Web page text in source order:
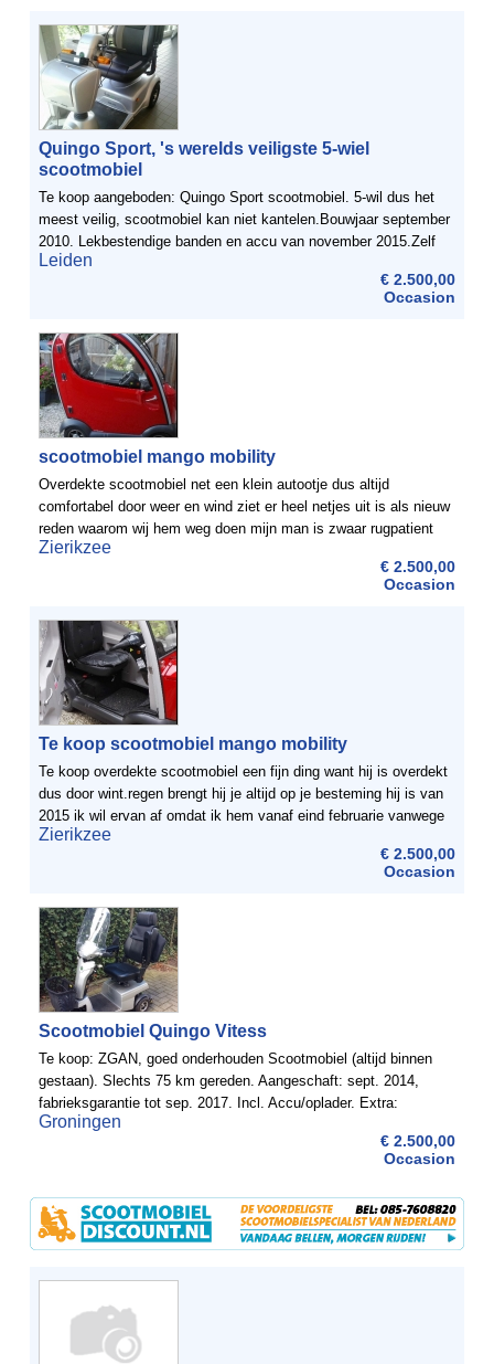
Quingo Sport, 's werelds veiligste 5-wiel
scootmobiel
Te koop aangeboden: Quingo Sport scootmobiel. 5-wil dus het
meest veilig, scootmobiel kan niet kantelen.Bouwjaar september
2010. Lekbestendige banden en accu van november 2015.Zelf
afhalen
Leiden
€ 2.500,00
Occasion
scootmobiel mango mobility
Overdekte scootmobiel net een klein autootje dus altijd
comfortabel door weer en wind ziet er heel netjes uit is als nieuw
reden waarom wij hem weg doen mijn man is zwaar rugpatient
maar is een grote scooter gewend dus valt dit een beetje ...
Zierikzee
€ 2.500,00
Occasion
Te koop scootmobiel mango mobility
Te koop overdekte scootmobiel een fijn ding want hij is overdekt
dus door wint.regen brengt hij je altijd op je besteming hij is van
2015 ik wil ervan af omdat ik hem vanaf eind februarie vanwege
mijn rug in mijn bezit heb totaal 3 x ...
Zierikzee
€ 2.500,00
Occasion
Scootmobiel Quingo Vitess
Te koop: ZGAN, goed onderhouden Scootmobiel (altijd binnen
gestaan). Slechts 75 km gereden. Aangeschaft: sept. 2014,
fabrieksgarantie tot sep. 2017. Incl. Accu/oplader. Extra:
verwarmde stuurgrepen, windscherm, stoeltas.
Groningen
€ 2.500,00
Occasion